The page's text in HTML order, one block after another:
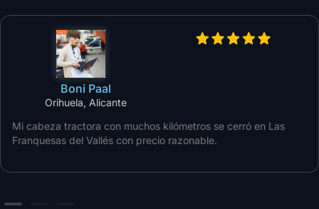
Boni Paal
Orihuela, Alicante
Mi cabeza tractora con muchos kilómetros se cerró en Las
Franquesas del Vallés con precio razonable.